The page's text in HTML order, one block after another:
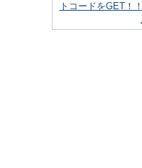
トコードをGET！